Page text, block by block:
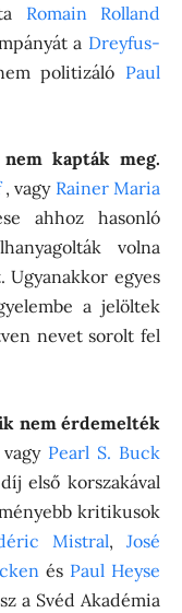
Romain Rolland
a Dreyfus-
politizáló Paul
kapták meg.
, vagy Rainer Maria
ahhoz hasonló
volna
Ugyanakkor egyes
a jelöltek
nevet sorolt fel
nem érdemelték
vagy Pearl S. Buck
első korszakával
kritikusok
Mistral, José
és Paul Heyse
a Svéd Akadémia